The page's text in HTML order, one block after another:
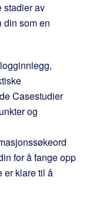
stadier av
din som en
Casestudier
og
for å fange opp
er klare til å